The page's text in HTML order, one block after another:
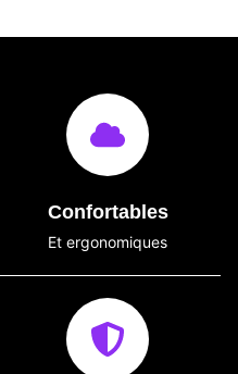
Confortables
Et ergonomiques